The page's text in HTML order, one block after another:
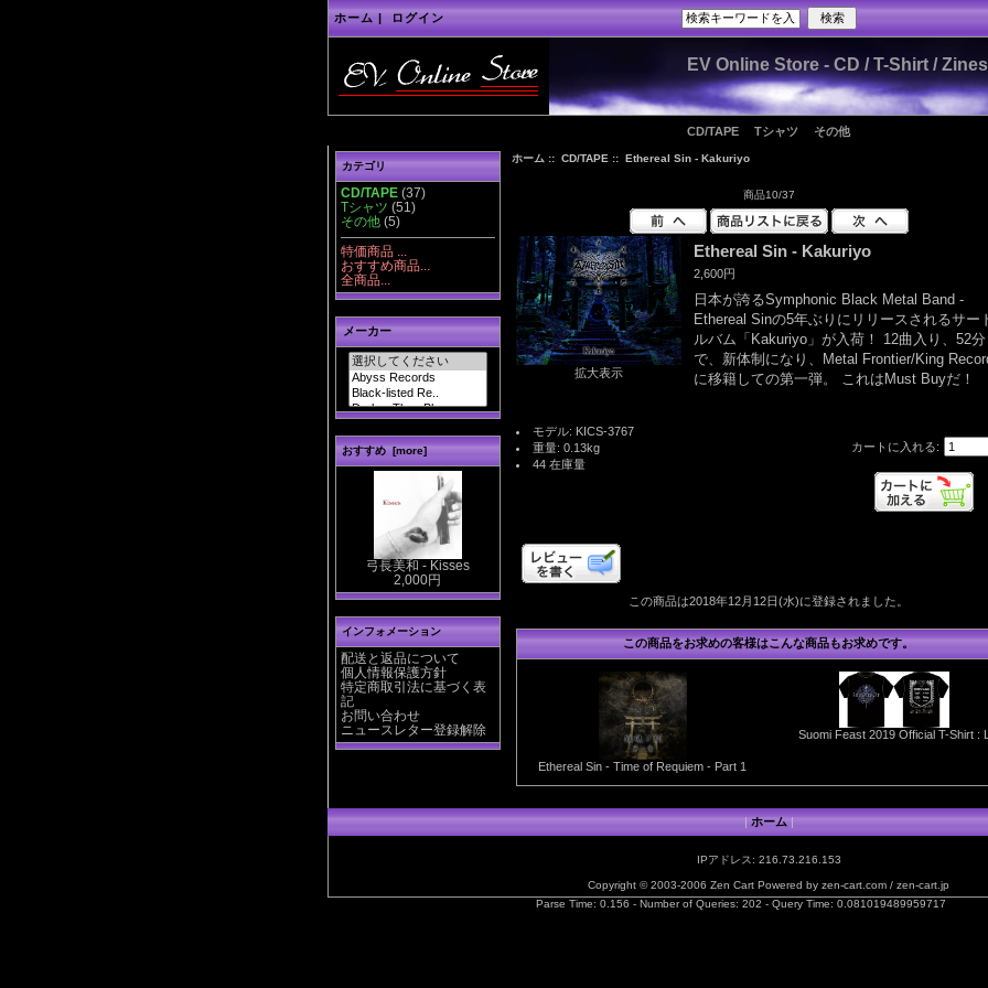
ホーム | ログイン
EV Online Store - CD / T-Shirt /
CD/TAPE Tシャツ その他
カテゴリ
CD/TAPE(37)
Tシャツ (51)
その他(5)
特価商品 ...
おすすめ商品...
全商品...
メーカー
おすすめ [more]
弓長美和 - Kisses
2,000円
インフォメーション
配送と返品について
個人情報保護方針
特定商取引法に基づく表
記
お問い合わせ
ニュースレター登録解除
ホーム ::CD/TAPE :: Ethereal Sin - Kakuriyo
商品10/37
拡大表示
Ethereal Sin - Kakuriyo
2,600円
日本が誇るSymphonic Black Metal Band -
Ethereal Sinの5年ぶりにリリースされるサー
ルバム「Kakuriyo」が入荷！ 12曲入り、52分
で、新体制になり、Metal Frontier/King
に移籍しての第一弾。 これはMust Buyだ！
カートに入れる:
モデル: KICS-3767
重量: 0.13kg
44 在庫量
この商品は2018年12月12日(水)に登録されました。
この商品をお求めの客様はこんな商品もお求めです。
Ethereal Sin - Time of Requiem - Part 1
Suomi Feast 2019 Official T-Shirt :
| ホーム |
IPアドレス: 216.73.216.153
Copyright © 2003-2006 Zen Cart Powered by zen-cart.com / zen-cart.jp
Parse Time: 0.156 - Number of Queries: 202 - Query Time: 0.081019489959717